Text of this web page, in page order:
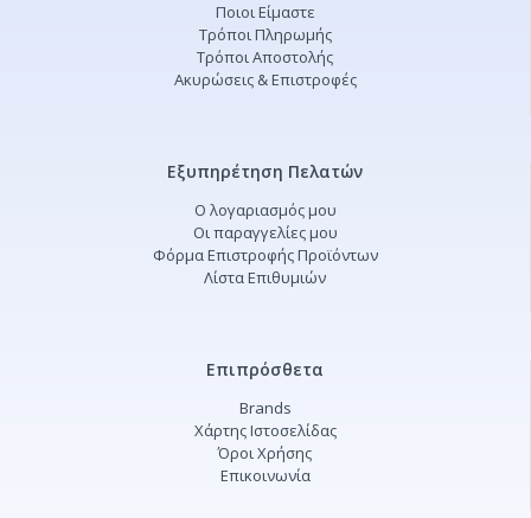
Ποιοι Είμαστε
Τρόποι Πληρωμής
Τρόποι Αποστολής
Ακυρώσεις & Επιστροφές
Εξυπηρέτηση Πελατών
Ο λογαριασμός μου
Οι παραγγελίες μου
Φόρμα Επιστροφής Προϊόντων
Λίστα Επιθυμιών
Επιπρόσθετα
Brands
Χάρτης Ιστοσελίδας
Όροι Χρήσης
Επικοινωνία